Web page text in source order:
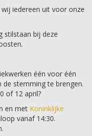
iedereen uit voor onze
stilstaan bij deze
één voor één
de stemming te brengen.
of 12 april?
en met Koninklijke
vanaf 14:30.